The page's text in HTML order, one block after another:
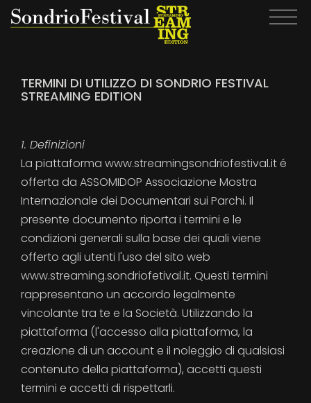
Salta
TERMINI DI UTILIZZO DI SONDRIO FESTIVAL
STREAMING EDITION
1. Definizioni
La piattaforma www.streamingsondriofestival.it é
offerta da ASSOMIDOP Associazione Mostra
Internazionale dei Documentari sui Parchi. Il
presente documento riporta i termini e le
condizioni generali sulla base dei quali viene
offerto agli utenti l'uso del sito web
www.streaming.sondriofetival.it. Questi termini
rappresentano un accordo legalmente
vincolante tra te e la Società. Utilizzando la
piattaforma (l'accesso alla piattaforma, la
creazione di un account e il noleggio di qualsiasi
contenuto della piattaforma), accetti questi
termini e accetti di rispettarli.